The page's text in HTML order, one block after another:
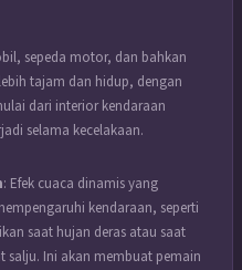
sepeda motor, dan bahkan
tajam dan hidup, dengan
dari interior kendaraan
selama kecelakaan.
: Efek cuaca dinamis yang
kendaraan, seperti
saat hujan deras atau saat
salju. Ini akan membuat pemain